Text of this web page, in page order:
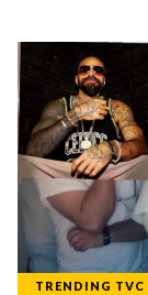
TRENDING TVC